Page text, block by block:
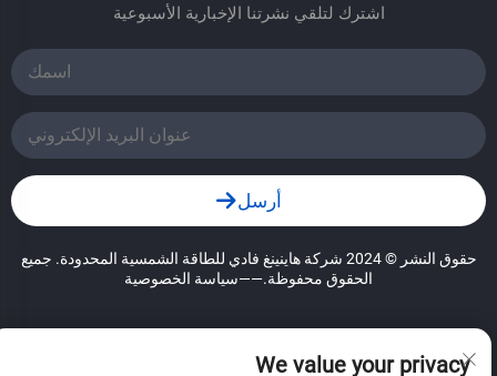
اشترك لتلقي نشرتنا الإخبارية الأسبوعية
أرسل
حقوق النشر © 2024 شركة هاينينغ فادي للطاقة الشمسية المحدودة. جميع
الحقوق محفوظة.——سياسة الخصوصية
We value your privacy